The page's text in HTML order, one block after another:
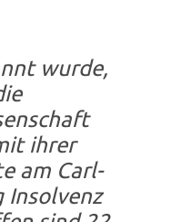
wurde,
ihrer
am Carl-
Insolvenz